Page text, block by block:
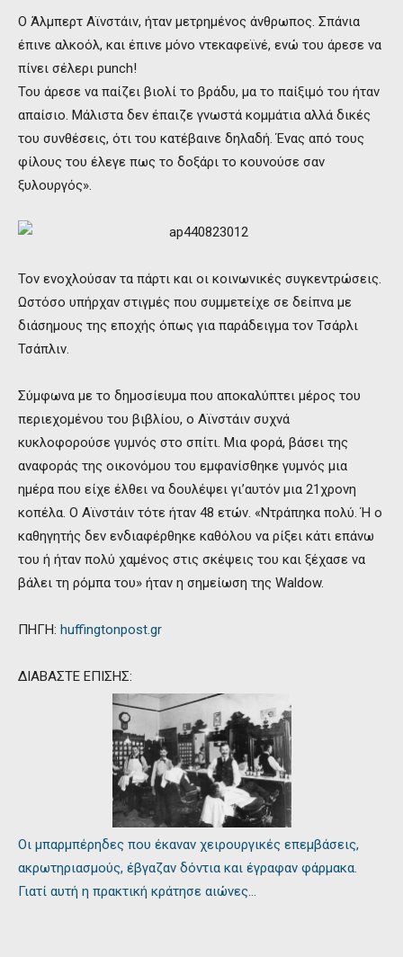
Ο Άλμπερτ Αϊνστάιν, ήταν μετρημένος άνθρωπος. Σπάνια
έπινε αλκοόλ, και έπινε μόνο ντεκαφεϊνέ, ενώ του άρεσε να
πίνει σέλερι punch!
Του άρεσε να παίζει βιολί το βράδυ, μα το παίξιμό του ήταν
απαίσιο. Μάλιστα δεν έπαιζε γνωστά κομμάτια αλλά δικές
του συνθέσεις, ότι του κατέβαινε δηλαδή. Ένας από τους
φίλους του έλεγε πως το δοξάρι το κουνούσε σαν
ξυλουργός».
Τον ενοχλούσαν τα πάρτι και οι κοινωνικές συγκεντρώσεις.
Ωστόσο υπήρχαν στιγμές που συμμετείχε σε δείπνα με
διάσημους της εποχής όπως για παράδειγμα τον Τσάρλι
Τσάπλιν.
Σύμφωνα με το δημοσίευμα που αποκαλύπτει μέρος του
περιεχομένου του βιβλίου, ο Αϊνστάιν συχνά
κυκλοφορούσε γυμνός στο σπίτι. Μια φορά, βάσει της
αναφοράς της οικονόμου του εμφανίσθηκε γυμνός μια
ημέρα που είχε έλθει να δουλέψει γι’αυτόν μια 21χρονη
κοπέλα. Ο Αϊνστάιν τότε ήταν 48 ετών. «Ντράπηκα πολύ. Ή ο
καθηγητής δεν ενδιαφέρθηκε καθόλου να ρίξει κάτι επάνω
του ή ήταν πολύ χαμένος στις σκέψεις του και ξέχασε να
βάλει τη ρόμπα του» ήταν η σημείωση της Waldow.
ΠΗΓΗ: huffingtonpost.gr
ΔΙΑΒΑΣΤΕ ΕΠΙΣΗΣ:
Οι μπαρμπέρηδες που έκαναν χειρουργικές επεμβάσεις,
ακρωτηριασμούς, έβγαζαν δόντια και έγραφαν φάρμακα.
Γιατί αυτή η πρακτική κράτησε αιώνες…